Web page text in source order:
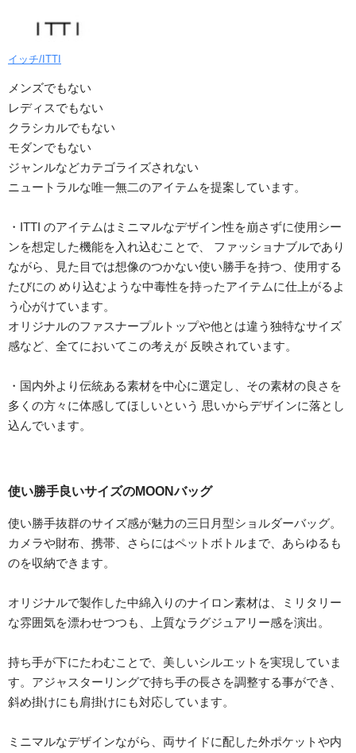
イッチ/ITTI
メンズでもない
レディスでもない
クラシカルでもない
モダンでもない
ジャンルなどカテゴライズされない
ニュートラルな唯一無二のアイテムを提案しています。
・ITTI のアイテムはミニマルなデザイン性を崩さずに使用シー
ンを想定した機能を入れ込むことで、 ファッショナブルであり
ながら、見た目では想像のつかない使い勝手を持つ、使用する
たびにの めり込むような中毒性を持ったアイテムに仕上がるよ
う心がけています。
オリジナルのファスナープルトップや他とは違う独特なサイズ
感など、全てにおいてこの考えが 反映されています。
・国内外より伝統ある素材を中心に選定し、その素材の良さを
多くの方々に体感してほしいという 思いからデザインに落とし
込んでいます。
使い勝手良いサイズのMOONバッグ
使い勝手抜群のサイズ感が魅力の三日月型ショルダーバッグ。
カメラや財布、携帯、さらにはペットボトルまで、あらゆるも
のを収納できます。
オリジナルで製作した中綿入りのナイロン素材は、ミリタリー
な雰囲気を漂わせつつも、上質なラグジュアリー感を演出。
持ち手が下にたわむことで、美しいシルエットを実現していま
す。アジャスターリングで持ち手の長さを調整する事ができ、
斜め掛けにも肩掛けにも対応しています。
ミニマルなデザインながら、両サイドに配した外ポケットや内